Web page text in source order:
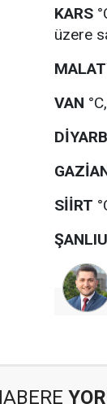
KARS
üzere
VAN
SİİRT